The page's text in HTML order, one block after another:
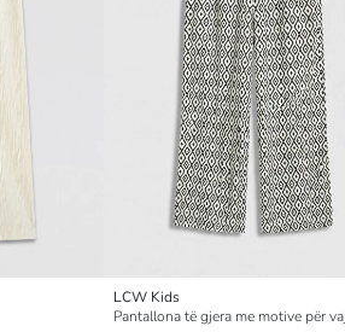
LCW Kids
Pantallona të gjera me motive për